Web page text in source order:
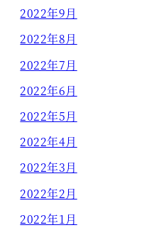
2022年9月
2022年8月
2022年7月
2022年6月
2022年5月
2022年4月
2022年3月
2022年2月
2022年1月